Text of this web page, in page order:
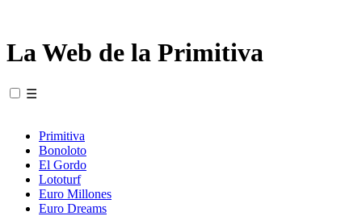
La Web de la Primitiva
☰
Primitiva
Bonoloto
El Gordo
Lototurf
Euro Millones
Euro Dreams